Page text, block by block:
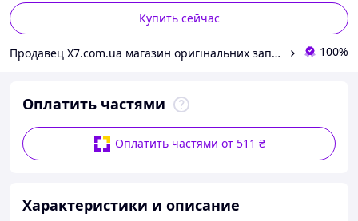
Купить сейчас
Продавец Х7.com.ua магазин оригінальних запчастин до ваших пристроїв 100%
Оплатить частями
Оплатить частями от 511 ₴
Характеристики и описание